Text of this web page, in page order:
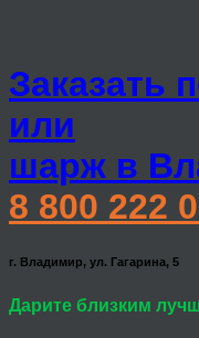
Заказать
или
шарж в
8 800 222
г. Владимир, ул. Гагарина, 5
Дарите близким